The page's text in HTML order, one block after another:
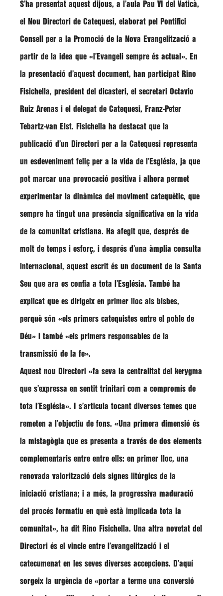
S’ha presentat aquest dijous, a l’aula Pau VI del Vaticà,
el Nou Directori de Catequesi, elaborat pel Pontifici
Consell per a la Promoció de la Nova Evangelització a
partir de la idea que «l’Evangeli sempre és actual». En
la presentació d’aquest document, han participat Rino
Fisichella, president del dicasteri, el secretari Octavio
Ruiz Arenas i el delegat de Catequesi, Franz-Peter
Tebartz-van Elst. Fisichella ha destacat que la
publicació d’un Directori per a la Catequesi representa
un esdeveniment feliç per a la vida de l’Església, ja que
pot marcar una provocació positiva i alhora permet
experimentar la dinàmica del moviment catequètic, que
sempre ha tingut una presència significativa en la vida
de la comunitat cristiana. Ha afegit que, després de
molt de temps i esforç, i després d’una àmplia consulta
internacional, aquest escrit és un document de la Santa
Seu que ara es confia a tota l’Església. També ha
explicat que es dirigeix en primer lloc als bisbes,
perquè són «els primers catequistes entre el poble de
Déu» i també «els primers responsables de la
transmissió de la fe».
Aquest nou Directori «fa seva la centralitat del kerygma
que s’expressa en sentit trinitari com a compromís de
tota l’Església». I s’articula tocant diversos temes que
remeten a l’objectiu de fons. «Una primera dimensió és
la mistagògia que es presenta a través de dos elements
complementaris entre entre ells: en primer lloc, una
renovada valorització dels signes litúrgics de la
iniciació cristiana; i a més, la progressiva maduració
del procés formatiu en què està implicada tota la
comunitat», ha dit Rino Fisichella. Una altra novetat del
Directori és el vincle entre l’evangelització i el
catecumenat en les seves diverses accepcions. D’aquí
sorgeix la urgència de «portar a terme una conversió